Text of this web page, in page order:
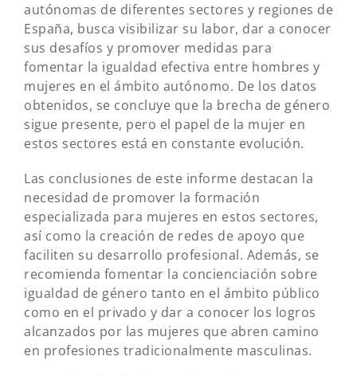
autónomas de diferentes sectores y regiones de
España, busca visibilizar su labor, dar a conocer
sus desafíos y promover medidas para
fomentar la igualdad efectiva entre hombres y
mujeres en el ámbito autónomo. De los datos
obtenidos, se concluye que la brecha de género
sigue presente, pero el papel de la mujer en
estos sectores está en constante evolución.
Las conclusiones de este informe destacan la
necesidad de promover la formación
especializada para mujeres en estos sectores,
así como la creación de redes de apoyo que
faciliten su desarrollo profesional. Además, se
recomienda fomentar la concienciación sobre
igualdad de género tanto en el ámbito público
como en el privado y dar a conocer los logros
alcanzados por las mujeres que abren camino
en profesiones tradicionalmente masculinas.